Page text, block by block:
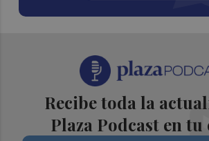
Recibe toda la
Plaza Podcast en